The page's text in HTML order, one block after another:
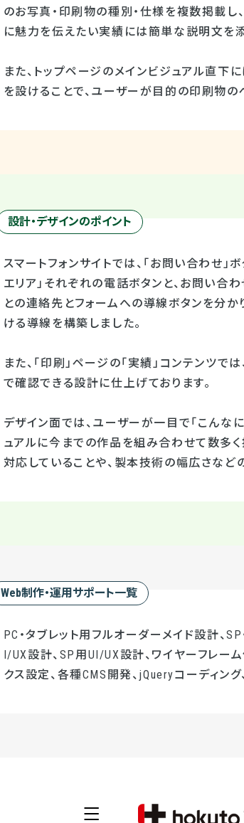
のお写真・印刷物の種別・仕様を複数掲載し
に魅力を伝えたい実績には簡単な説明文を添
また、トップページのメインビジュアル直下に
を設けることで、ユーザーが目的の印刷物
設計・デザインのポイント
スマートフォンサイトでは、「お問い合わせ
エリア」それぞれの電話ボタンと、お問い合
との連絡先とフォームへの導線ボタンを分
ける導線を構築しました。
また、「印刷」ページの「実績」コンテンツ
で確認できる設計に仕上げております。
デザイン面では、ユーザーが一目で「こんな
ュアルに今までの作品を組み合わせて数多く
対応していることや、製本技術の幅広さな
Web制作・運用サポート一覧
PC・タブレット用フルオーダーメイド設計、
I/UX設計、SP用UI/UX設計、ワイヤーフレーム
クス設定、各種CMS開発、jQueryコーディン